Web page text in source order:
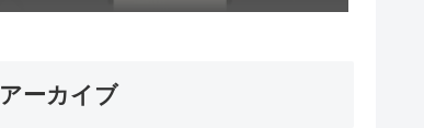
MINUTE】#競馬
アーカイブ